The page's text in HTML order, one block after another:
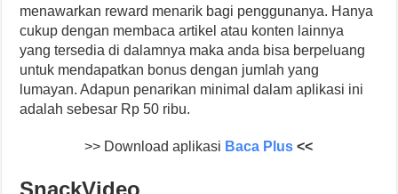
menawarkan reward menarik bagi penggunanya. Hanya
cukup dengan membaca artikel atau konten lainnya
yang tersedia di dalamnya maka anda bisa berpeluang
untuk mendapatkan bonus dengan jumlah yang
lumayan. Adapun penarikan minimal dalam aplikasi ini
adalah sebesar Rp 50 ribu.
>> Download aplikasi Baca Plus<<
SnackVideo